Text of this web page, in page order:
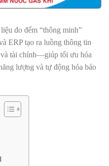
đo đếm “thông minh”
ERP tạo ra luồng thông tin
tài chính—giúp tối ưu hóa
lượng và tự động hóa báo